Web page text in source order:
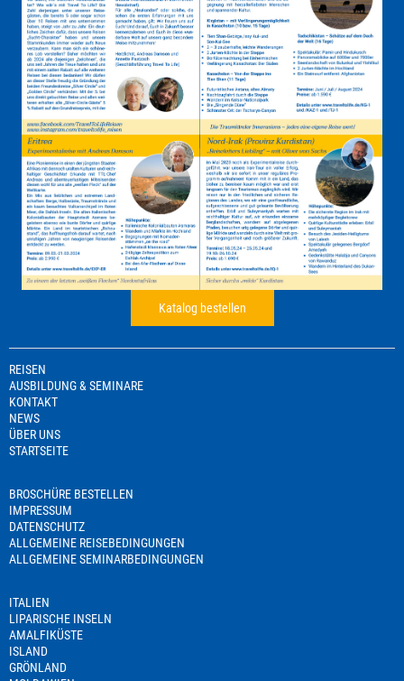
Katalog bestellen
REISEN
AUSBILDUNG & SEMINARE
KONTAKT
NEWS
ÜBER UNS
STARTSEITE
BROSCHÜRE BESTELLEN
IMPRESSUM
DATENSCHUTZ
ALLGEMEINE REISEBEDINGUNGEN
ALLGEMEINE SEMINARBEDINGUNGEN
ITALIEN
LIPARISCHE INSELN
AMALFIKÜSTE
ISLAND
GRÖNLAND